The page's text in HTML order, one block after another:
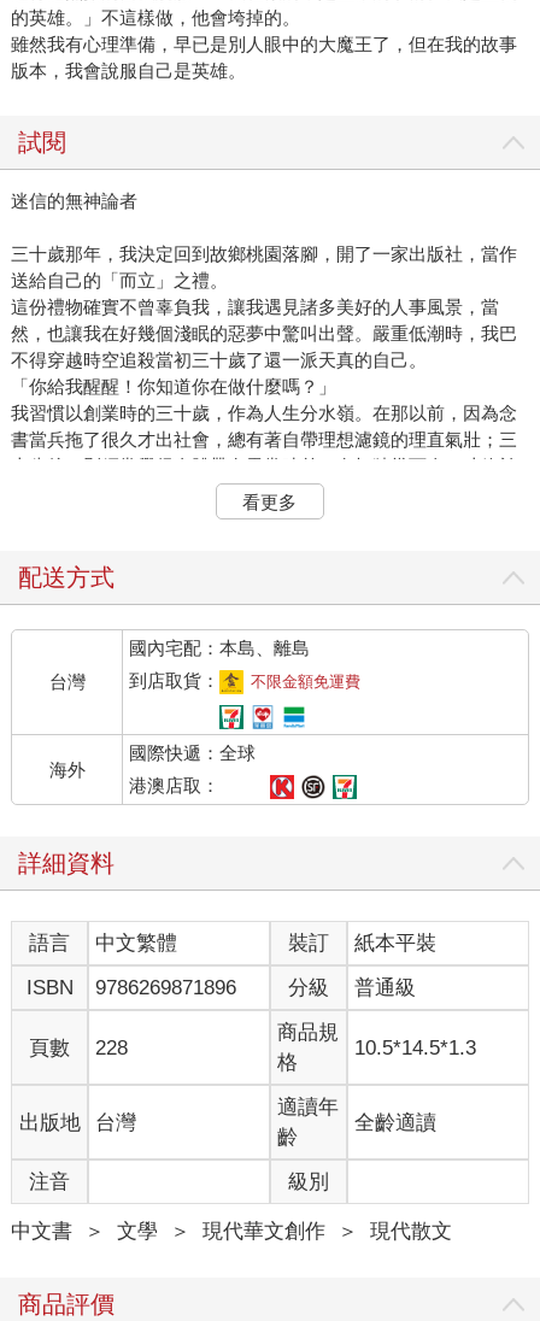
的英雄。」不這樣做，他會垮掉的。
雖然我有心理準備，早已是別人眼中的大魔王了，但在我的故事
版本，我會說服自己是英雄。
試閱
迷信的無神論者
三十歲那年，我決定回到故鄉桃園落腳，開了一家出版社，當作
送給自己的「而立」之禮。
這份禮物確實不曾辜負我，讓我遇見諸多美好的人事風景，當
然，也讓我在好幾個淺眠的惡夢中驚叫出聲。嚴重低潮時，我巴
不得穿越時空追殺當初三十歲了還一派天真的自己。
「你給我醒醒！你知道你在做什麼嗎？」
我習慣以創業時的三十歲，作為人生分水嶺。在那以前，因為念
書當兵拖了很久才出社會，總有著自帶理想濾鏡的理直氣壯；三
十歲後，則經常覺得身體帶有異常時差，鬼打牆幾百次，才終於
體驗同齡者早就熟稔的人情義理與人生苦澀。
以往，我不能理解為什麼別人不做應為之事、不挺身而出，而卻
有些事情不是非黑即白。所謂的灰色地帶，對當時的我而言，是
刻，才能印證其正確；在那之前，都是拿來破滅而後修復然後再
身為編輯，接觸的人多，遇到衝突的機率自然不低。更危險的
是，成為編輯之前，我們往往是對書本懷抱著愛的讀者，自然對
喜歡的作家或是文壇前輩抱有嚮往。直到吃過幾次不信邪的虧，
我才學乖，知道作品與人不該畫上等號，知道不少受人愛戴者的
黑暗面才是其本體，他們是會走路的地獄，把所有接觸對象都拖
進火燄中焚燒。
韌，無法直面衝突與痛苦；忍受不了想逃避，又會憎恨自己的軟
弱。
老媽大概從我神色看出，這個自作聰明的兒子無法消化那些障
礙，儘管不懂出版是在做什麼，還是淡淡問了：「你是做生意的
人了，之前叫你去大廟跟工作室後面的土地公廟拜拜，你有乖乖
去嗎？」
有，也沒有。創業初始，老媽會在特定時節備好供品，提醒我帶
去拜拜，但我往往人去了，但心不在焉。對當時的我而言，桃園
大廟比較像是地理座標，而非心靈燈塔。儘管每次前往參拜也是
虔誠，但那彷彿出自約定俗成，類似業務必訪財神廟的心靈機
制，而沒有被理解或是所謂被療癒的宗教式的感受。
久而久之，我還是會去大廟或土地公廟拜拜，也會對神明傾訴內
心的狀況，但仍暗自把拜拜當作身為信徒的義務，是不得不為。
也因為年輕，我認為埋在內心之黑暗與痛苦，可以透過工作或是
外在認可來舒緩。一旦忙起來，有了正在人生道路上大步前進的
誰知那些黑暗的物質，並不會隨著時間自動分解。它們類似塑膠
萬年不壞，永遠在你內心占了位置。正能量豐沛時，它們是囤積
看更多
配送方式
台灣
國內宅配：本島、離島
到店取貨：
不限金額免運費
海外
國際快遞：全球
港澳店取：
詳細資料
語言 中文繁體 裝訂
紙本平裝
ISBN
9786269871896 分級 普通級
頁數 228
商品規
格
10.5*14.5*1.3
出版地 台灣
適讀年
齡
全齡適讀
注音 級別
中文書 ＞ 文學 ＞ 現代華文創作 ＞ 現代散文
商品評價